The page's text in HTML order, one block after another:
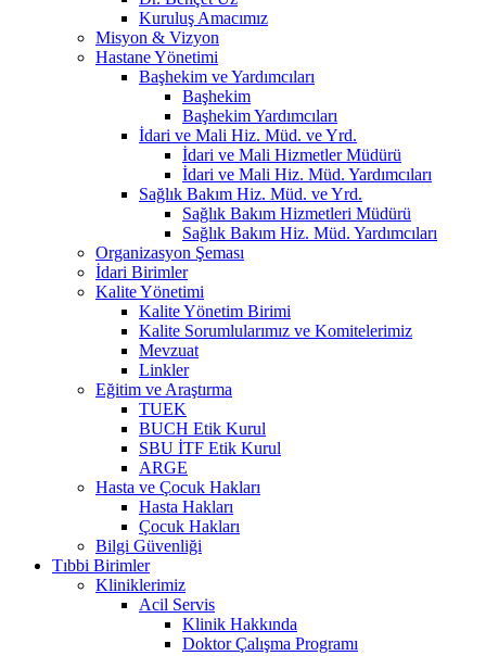
Kuruluş Amacımız
Misyon & Vizyon
Hastane Yönetimi
Başhekim ve Yardımcıları
Başhekim
Başhekim Yardımcıları
İdari ve Mali Hiz. Müd. ve Yrd.
İdari ve Mali Hizmetler Müdürü
İdari ve Mali Hiz. Müd. Yardımcıları
Sağlık Bakım Hiz. Müd. ve Yrd.
Sağlık Bakım Hizmetleri Müdürü
Sağlık Bakım Hiz. Müd. Yardımcıları
Organizasyon Şeması
İdari Birimler
Kalite Yönetimi
Kalite Yönetim Birimi
Kalite Sorumlularımız ve Komitelerimiz
Mevzuat
Linkler
Eğitim ve Araştırma
TUEK
BUCH Etik Kurul
SBU İTF Etik Kurul
ARGE
Hasta ve Çocuk Hakları
Hasta Hakları
Çocuk Hakları
Bilgi Güvenliği
Tıbbi Birimler
Kliniklerimiz
Acil Servis
Klinik Hakkında
Doktor Çalışma Programı